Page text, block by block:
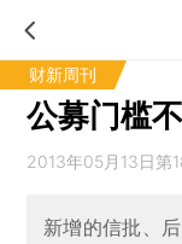
财新周刊
公募门槛
2013年05月13日第
新增的信批、